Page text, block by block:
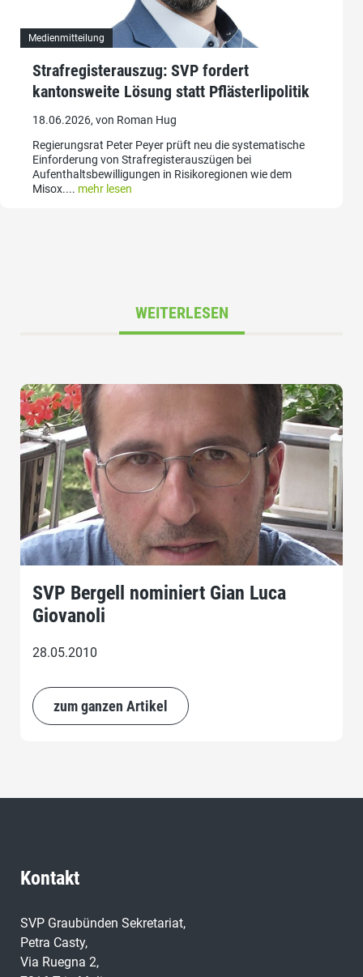
Medienmitteilung
Strafregisterauszug: SVP fordert
kantonsweite Lösung statt Pflästerlipolitik
18.06.2026, von Roman Hug
Regierungsrat Peter Peyer prüft neu die systematische
Einforderung von Strafregisterauszügen bei
Aufenthaltsbewilligungen in Risikoregionen wie dem
Misox.... mehr lesen
WEITERLESEN
SVP Bergell nominiert Gian Luca
Giovanoli
28.05.2010
zum ganzen Artikel
Kontakt
SVP Graubünden Sekretariat,
Petra Casty,
Via Ruegna 2,